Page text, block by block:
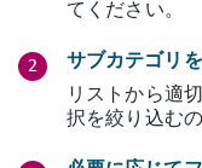
てください。
サブカテゴリ
リストから適
択を絞り込む